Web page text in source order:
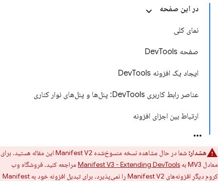
در این صفحه
نمای کلی
صفحه DevTools
ایجاد یک افزونه DevTools
عناصر رابط کاربری DevTools: پنل‌ها و پنل‌های نوار کناری
ارتباط بین اجزای افزونه
هشدار:
شما در حال مشاهده نسخه منسوخ‌شده Manifest V2 این مقاله هستید. برای
معادل MV3 به
Manifest V3 - Extending DevTools مراجعه کنید. فروشگاه وب
کروم دیگر افزونه‌های Manifest V2 را نمی‌پذیرد. برای تبدیل افزونه خود به Manifest